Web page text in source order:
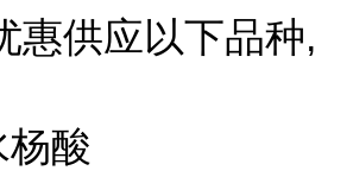
惠供应以下品种,
酸